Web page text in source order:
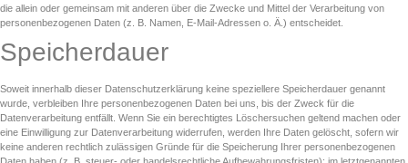
die allein oder gemeinsam mit anderen über die Zwecke und Mittel der Verarbeitung von
personenbezogenen Daten (z. B. Namen, E-Mail-Adressen o. Ä.) entscheidet.
Speicherdauer
Soweit innerhalb dieser Datenschutzerklärung keine speziellere Speicherdauer genannt
wurde, verbleiben Ihre personenbezogenen Daten bei uns, bis der Zweck für die
Datenverarbeitung entfällt. Wenn Sie ein berechtigtes Löschersuchen geltend machen oder
eine Einwilligung zur Datenverarbeitung widerrufen, werden Ihre Daten gelöscht, sofern wir
keine anderen rechtlich zulässigen Gründe für die Speicherung Ihrer personenbezogenen